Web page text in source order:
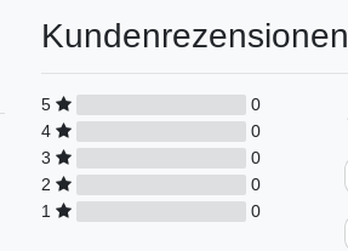
Kundenrezensionen
5
0
4
0
3
0
2
0
1
0